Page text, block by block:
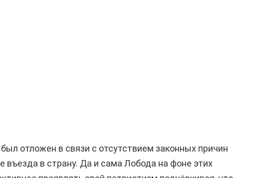
отложен в связи с отсутствием законных причин
въезда в страну. Да и сама Лобода на фоне этих